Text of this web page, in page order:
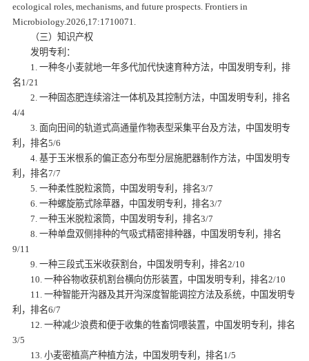
ecological roles, mechanisms, and future prospects. Frontiers in
Microbiology.2026,17:1710071.
（三）知识产权
发明专利：
1. 一种冬小麦就地一年多代加代快速育种方法，中国发明专利，排
名1/21
2. 一种固态肥连续溶注一体机及其控制方法，中国发明专利，排名
4/4
3. 面向田间的轨道式高通量作物表型采集平台及方法，中国发明专
利，排名5/6
4. 基于玉米根系的偏正态分布型分层施肥器制作方法，中国发明专
利，排名7/7
5. 一种柔性脱粒滚筒，中国发明专利，排名3/7
6. 一种螺旋筋式除草器，中国发明专利，排名3/7
7. 一种玉米脱粒滚筒，中国发明专利，排名3/7
8. 一种单盘双侧排种的气吸式精密排种器，中国发明专利，排名
9/11
9. 一种三段式玉米收获割台，中国发明专利，排名2/10
10. 一种谷物收获机割台横向仿形装置，中国发明专利，排名2/10
11. 一种智能开沟器及其开沟深度智能调控方法及系统，中国发明专
利，排名6/7
12. 一种减少浪费和便于收集的牲畜饲喂装置，中国发明专利，排名
3/5
13. 小麦密植高产种植方法，中国发明专利，排名1/5